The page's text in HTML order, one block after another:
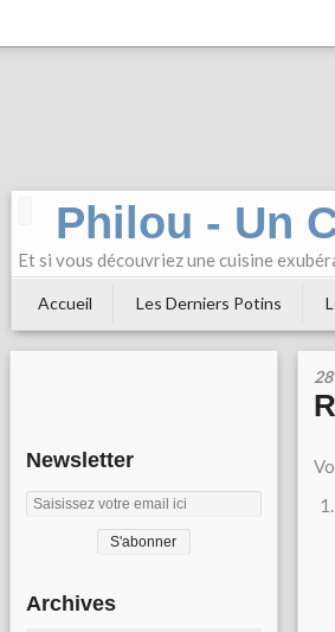
Philou - Un
Et si vous découvriez une cuisine
Accueil Les Derniers Potins
Newsletter
Archives